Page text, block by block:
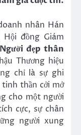
nhân Hán
đồng Giám
đẹp thân
Thương hiệu
chỉ là sự ghi
thần cởi mở
cho một người
cực, sự chân
người xung